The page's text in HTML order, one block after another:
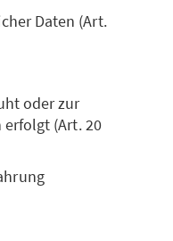
Daten (Art.
oder zur
(Art. 20